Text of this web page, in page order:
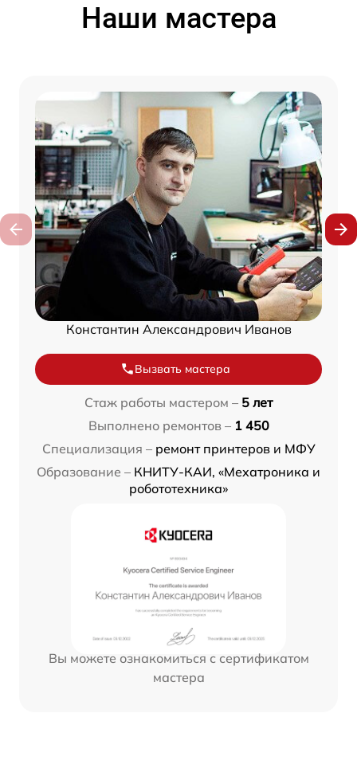
Наши мастера
Константин Александрович Иванов
Вызвать мастера
Стаж работы мастером – 5 лет
Выполнено ремонтов – 1 450
Специализация – ремонт принтеров и МФУ
Образование – КНИТУ-КАИ, «Мехатроника и
робототехника»
Вы можете ознакомиться с сертификатом
мастера